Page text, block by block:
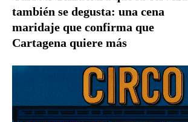
también se degusta: una cena
maridaje que confirma que
Cartagena quiere más